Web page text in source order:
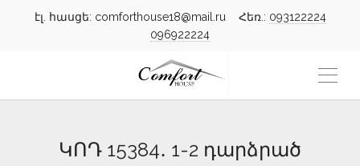
էլ. հասցե: comforthouse18@mail.ru Հեռ.: 093122224
096922224
ԿՈԴ 15384․ 1-2 դարձրած